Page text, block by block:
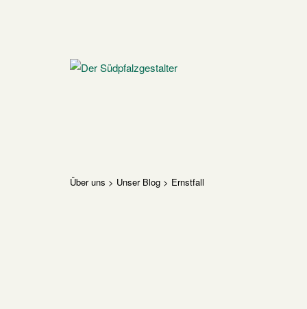
Home
Über uns > Unser Blog > Ernstfall